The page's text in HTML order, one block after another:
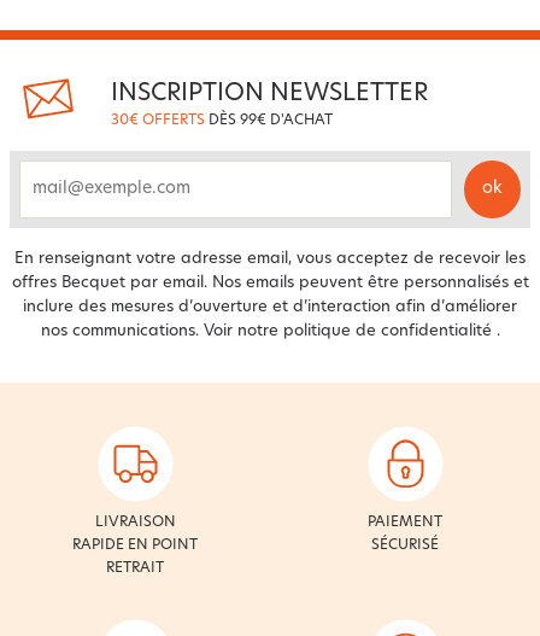
INSCRIPTION NEWSLETTER
30€ OFFERTS DÈS 99€ D'ACHAT
ok
En renseignant votre adresse email, vous acceptez de recevoir les
offres Becquet par email. Nos emails peuvent être personnalisés et
inclure des mesures d’ouverture et d’interaction afin d’améliorer
nos communications. Voir notre politique de confidentialité .
LIVRAISON
RAPIDE EN POINT
RETRAIT
PAIEMENT
SÉCURISÉ